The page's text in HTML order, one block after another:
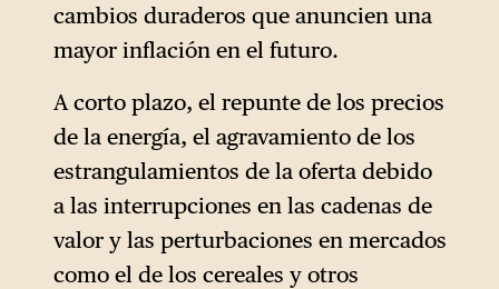
cambios duraderos que anuncien una
mayor inflación en el futuro.
A corto plazo, el repunte de los precios
de la energía, el agravamiento de los
estrangulamientos de la oferta debido
a las interrupciones en las cadenas de
valor y las perturbaciones en mercados
como el de los cereales y otros